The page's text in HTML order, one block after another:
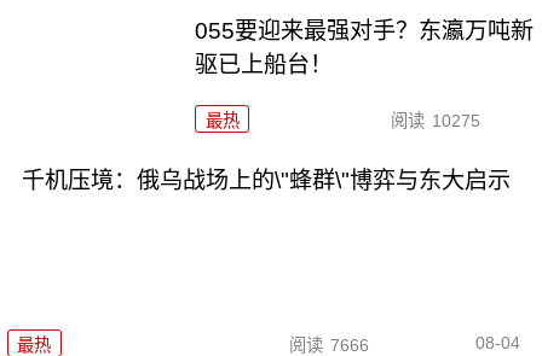
055要迎来最强对手？东瀛万吨新
驱已上船台！
最热 阅读 10275
千机压境：俄乌战场上的\"蜂群\"博弈与东大启示
最热 阅读 7666 08-04